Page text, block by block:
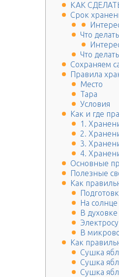
КАК
Срок
Что
Что
Сохраняем
Правила
Место
Тара
Условия
Как и где
1.
2.
3.
4.
Основные
Полезные
Как
На солнце
В духовке
В
Как
Сушка
Сушка
Сушка